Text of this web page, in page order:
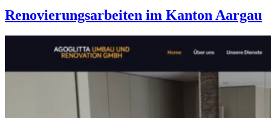
Renovierungsarbeiten im Kanton Aargau